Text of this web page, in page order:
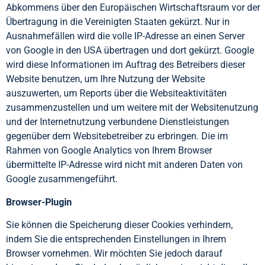
Abkommens über den Europäischen Wirtschaftsraum vor der
Übertragung in die Vereinigten Staaten gekürzt. Nur in
Ausnahmefällen wird die volle IP-Adresse an einen Server
von Google in den USA übertragen und dort gekürzt. Google
wird diese Informationen im Auftrag des Betreibers dieser
Website benutzen, um Ihre Nutzung der Website
auszuwerten, um Reports über die Websiteaktivitäten
zusammenzustellen und um weitere mit der Websitenutzung
und der Internetnutzung verbundene Dienstleistungen
gegenüber dem Websitebetreiber zu erbringen. Die im
Rahmen von Google Analytics von Ihrem Browser
übermittelte IP-Adresse wird nicht mit anderen Daten von
Google zusammengeführt.
Browser-Plugin
Sie können die Speicherung dieser Cookies verhindern,
indem Sie die entsprechenden Einstellungen in Ihrem
Browser vornehmen. Wir möchten Sie jedoch darauf